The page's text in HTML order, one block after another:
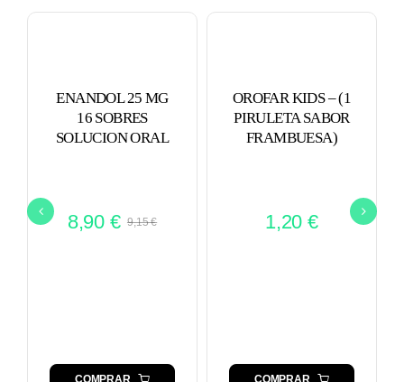
ENANDOL 25 MG
16 SOBRES
SOLUCION ORAL
9,15€El
8,90 €
El
COMPRAR
OROFAR KIDS – (1
PIRULETA SABOR
FRAMBUESA)
1,20€
COMPRAR